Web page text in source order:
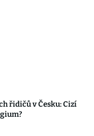
řidičů v Česku: Cizí